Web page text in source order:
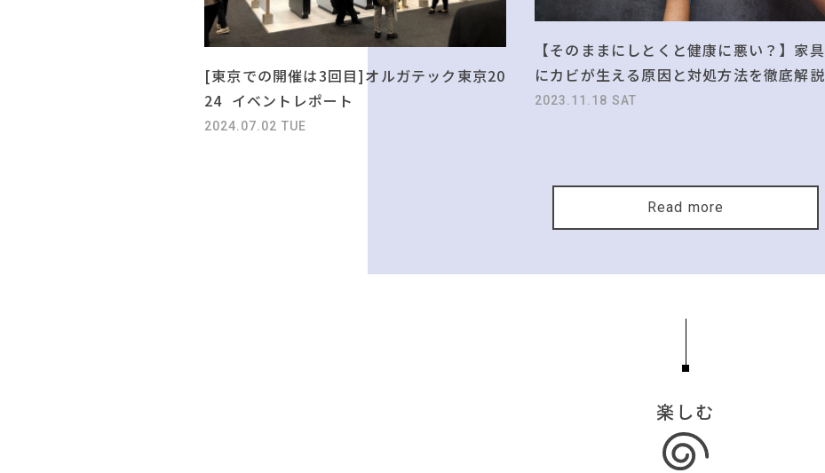
[東京での開催は3回目]オルガテック東京20
24 イベントレポート
2024.07.02 TUE
【そのままにしとくと健康に悪い？】家具
にカビが生える原因と対処方法を徹底解説
2023.11.18 SAT
Read more
楽しむ